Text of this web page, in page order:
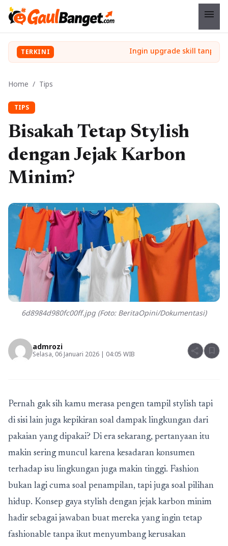
menu
TERKINI
Home / Tips
TIPS
Bisakah Tetap Stylish
dengan Jejak Karbon
Minim?
6d8984d980fc00ff.jpg (Foto: BeritaOpini/Dokumentasi)
admrozi
Selasa, 06 Januari 2026 | 04:05 WIB share bookmark
Pernah gak sih kamu merasa pengen tampil stylish tapi
di sisi lain juga kepikiran soal dampak lingkungan dari
pakaian yang dipakai? Di era sekarang, pertanyaan itu
makin sering muncul karena kesadaran konsumen
terhadap isu lingkungan juga makin tinggi. Fashion
bukan lagi cuma soal penampilan, tapi juga soal pilihan
hidup. Konsep gaya stylish dengan jejak karbon minim
hadir sebagai jawaban buat mereka yang ingin tetap
fashionable tanpa ikut menyumbang kerusakan